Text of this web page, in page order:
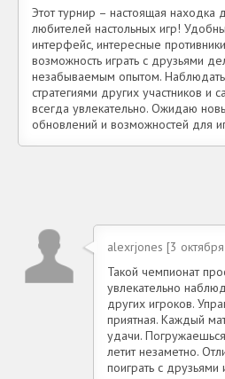
Этот турнир – настоящая находка
любителей настольных игр!
интерфейс, интересные
возможность играть с друзьями
незабываемым опытом.
стратегиями других участников и
всегда увлекательно. Ожидаю
обновлений и возможностей для
alexrjones [3
Такой чемпионат
увлекательно
других игроков.
приятная. Каждый
удачи.
летит незаметно.
поиграть с друзьями